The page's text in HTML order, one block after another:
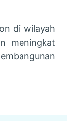
di wilayah
meningkat